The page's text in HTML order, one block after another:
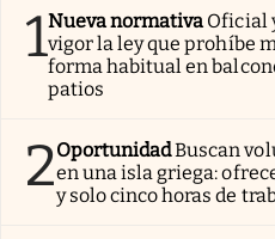
1Nueva normativa Oficial
vigor la ley que prohíbe
forma habitual en
patios
2OportunidadBuscan
en una isla griega:
y solo cinco horas de